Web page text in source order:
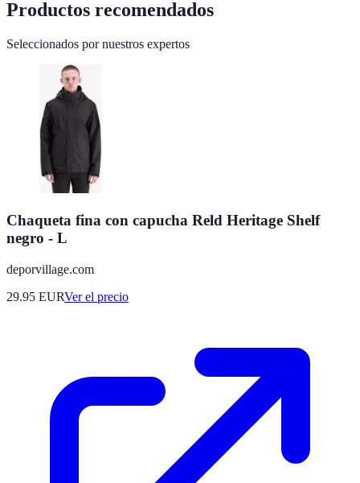
Productos recomendados
Seleccionados por nuestros expertos
Chaqueta fina con capucha Reld Heritage Shelf
negro - L
deporvillage.com
29.95 EURVer el precio